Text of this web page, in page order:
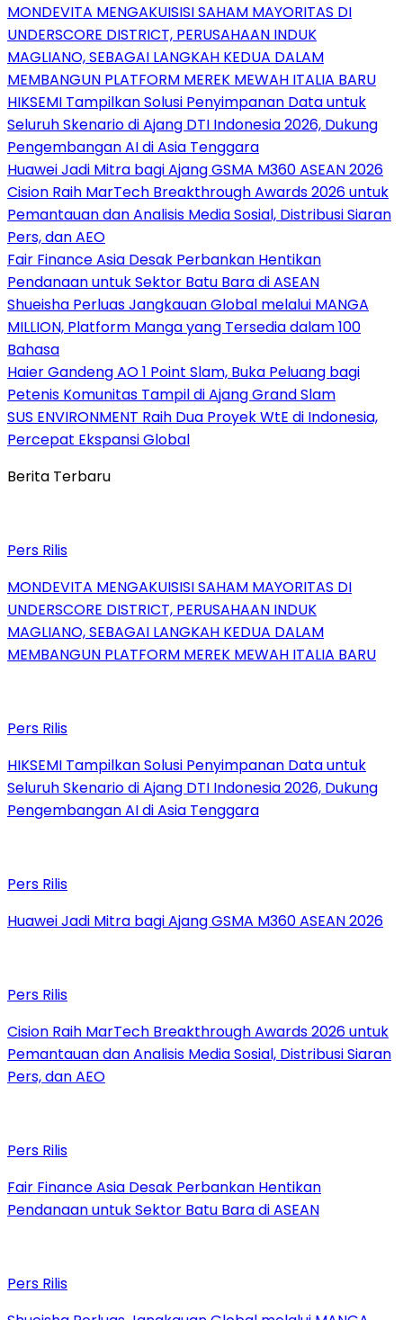
MONDEVITA MENGAKUISISI SAHAM MAYORITAS DI
UNDERSCORE DISTRICT, PERUSAHAAN INDUK
MAGLIANO, SEBAGAI LANGKAH KEDUA DALAM
MEMBANGUN PLATFORM MEREK MEWAH ITALIA BARU
HIKSEMI Tampilkan Solusi Penyimpanan Data untuk
Seluruh Skenario di Ajang DTI Indonesia 2026, Dukung
Pengembangan AI di Asia Tenggara
Huawei Jadi Mitra bagi Ajang GSMA M360 ASEAN 2026
Cision Raih MarTech Breakthrough Awards 2026 untuk
Pemantauan dan Analisis Media Sosial, Distribusi Siaran
Pers, dan AEO
Fair Finance Asia Desak Perbankan Hentikan
Pendanaan untuk Sektor Batu Bara di ASEAN
Shueisha Perluas Jangkauan Global melalui MANGA
MILLION, Platform Manga yang Tersedia dalam 100
Bahasa
Haier Gandeng AO 1 Point Slam, Buka Peluang bagi
Petenis Komunitas Tampil di Ajang Grand Slam
SUS ENVIRONMENT Raih Dua Proyek WtE di Indonesia,
Percepat Ekspansi Global
Berita Terbaru
Pers Rilis
MONDEVITA MENGAKUISISI SAHAM MAYORITAS DI
UNDERSCORE DISTRICT, PERUSAHAAN INDUK
MAGLIANO, SEBAGAI LANGKAH KEDUA DALAM
MEMBANGUN PLATFORM MEREK MEWAH ITALIA BARU
Pers Rilis
HIKSEMI Tampilkan Solusi Penyimpanan Data untuk
Seluruh Skenario di Ajang DTI Indonesia 2026, Dukung
Pengembangan AI di Asia Tenggara
Pers Rilis
Huawei Jadi Mitra bagi Ajang GSMA M360 ASEAN 2026
Pers Rilis
Cision Raih MarTech Breakthrough Awards 2026 untuk
Pemantauan dan Analisis Media Sosial, Distribusi Siaran
Pers, dan AEO
Pers Rilis
Fair Finance Asia Desak Perbankan Hentikan
Pendanaan untuk Sektor Batu Bara di ASEAN
Pers Rilis